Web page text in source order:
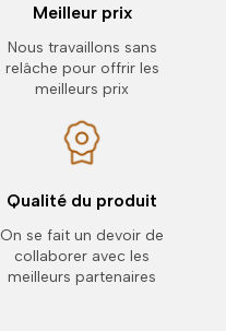
Meilleur prix
Nous travaillons sans
relâche pour offrir les
meilleurs prix
Qualité du produit
On se fait un devoir de
collaborer avec les
meilleurs partenaires